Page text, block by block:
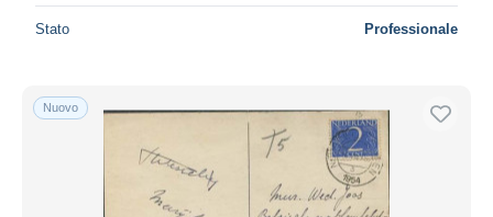
Stato Professionale
Nuovo